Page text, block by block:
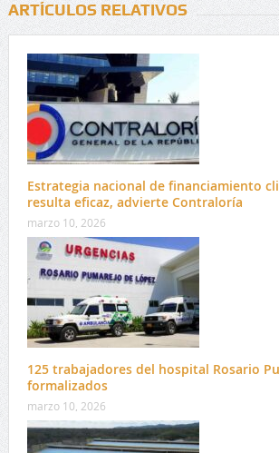
ARTÍCULOS RELATIVOS
Estrategia nacional de financiamiento
resulta eficaz, advierte Contraloría
marzo 10, 2026
125 trabajadores del hospital Rosario
formalizados
marzo 10, 2026